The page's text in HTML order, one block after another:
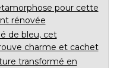
pour cette
rénovée
de bleu, cet
charme et cachet
transformé en